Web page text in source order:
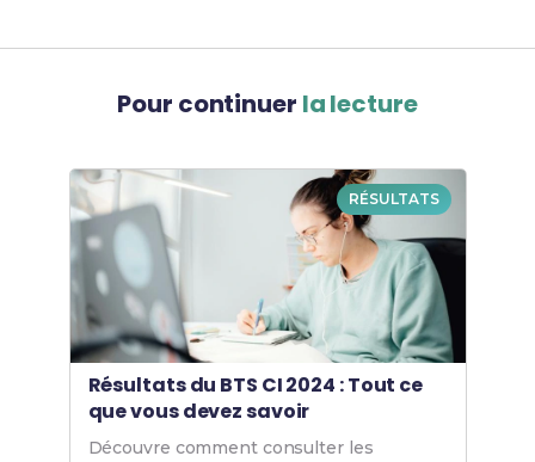
Pour continuer la lecture
RÉSULTATS
Résultats du BTS CI 2024 : Tout ce
que vous devez savoir
Découvre comment consulter les